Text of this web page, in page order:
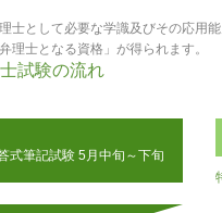
士として必要な学識及びその応用
理士となる資格」が得られます。
試験の流れ
式筆記試験 5月中旬～下旬